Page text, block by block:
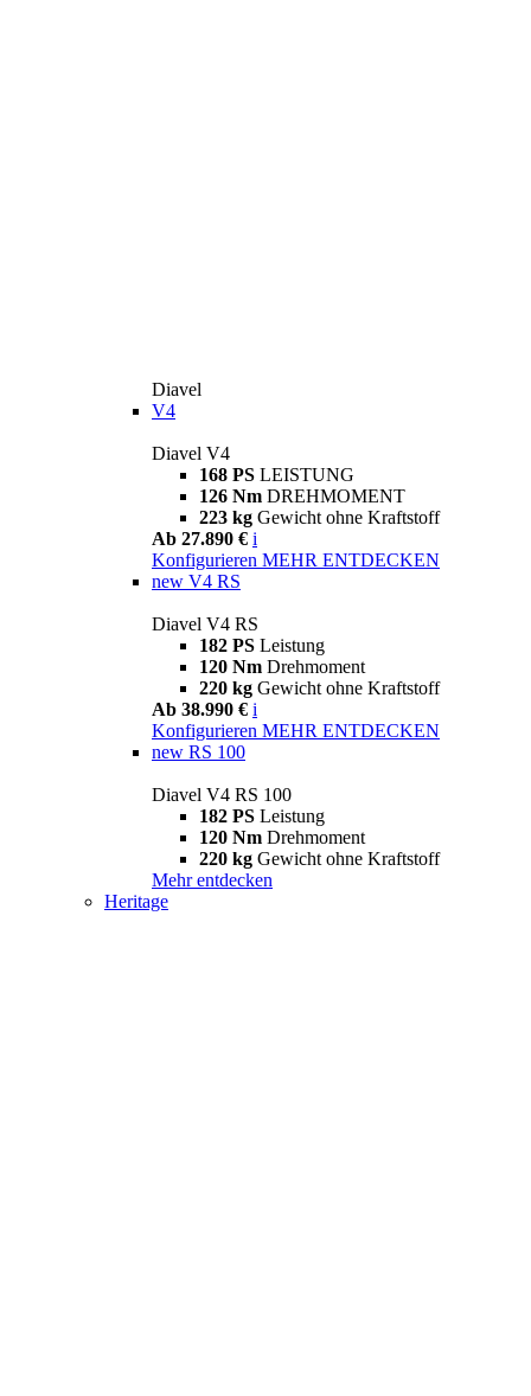
Diavel
V4
Diavel V4
168 PS LEISTUNG
126 Nm DREHMOMENT
223 kg Gewicht ohne Kraftstoff
Ab 27.890 € i
Konfigurieren MEHR ENTDECKEN
new V4 RS
Diavel V4 RS
182 PS Leistung
120 Nm Drehmoment
220 kg Gewicht ohne Kraftstoff
Ab 38.990 € i
Konfigurieren MEHR ENTDECKEN
new RS 100
Diavel V4 RS 100
182 PS Leistung
120 Nm Drehmoment
220 kg Gewicht ohne Kraftstoff
Mehr entdecken
Heritage